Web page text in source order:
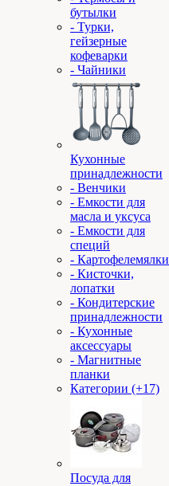
бутылки
- Турки,
гейзерные
кофеварки
- Чайники
Кухонные
принадлежности
- Венчики
- Емкости для
масла и уксуса
- Емкости для
специй
- Картофелемялки
- Кисточки,
лопатки
- Кондитерские
принадлежности
- Кухонные
аксессуары
- Магнитные
планки
Категории (+17)
Посуда для